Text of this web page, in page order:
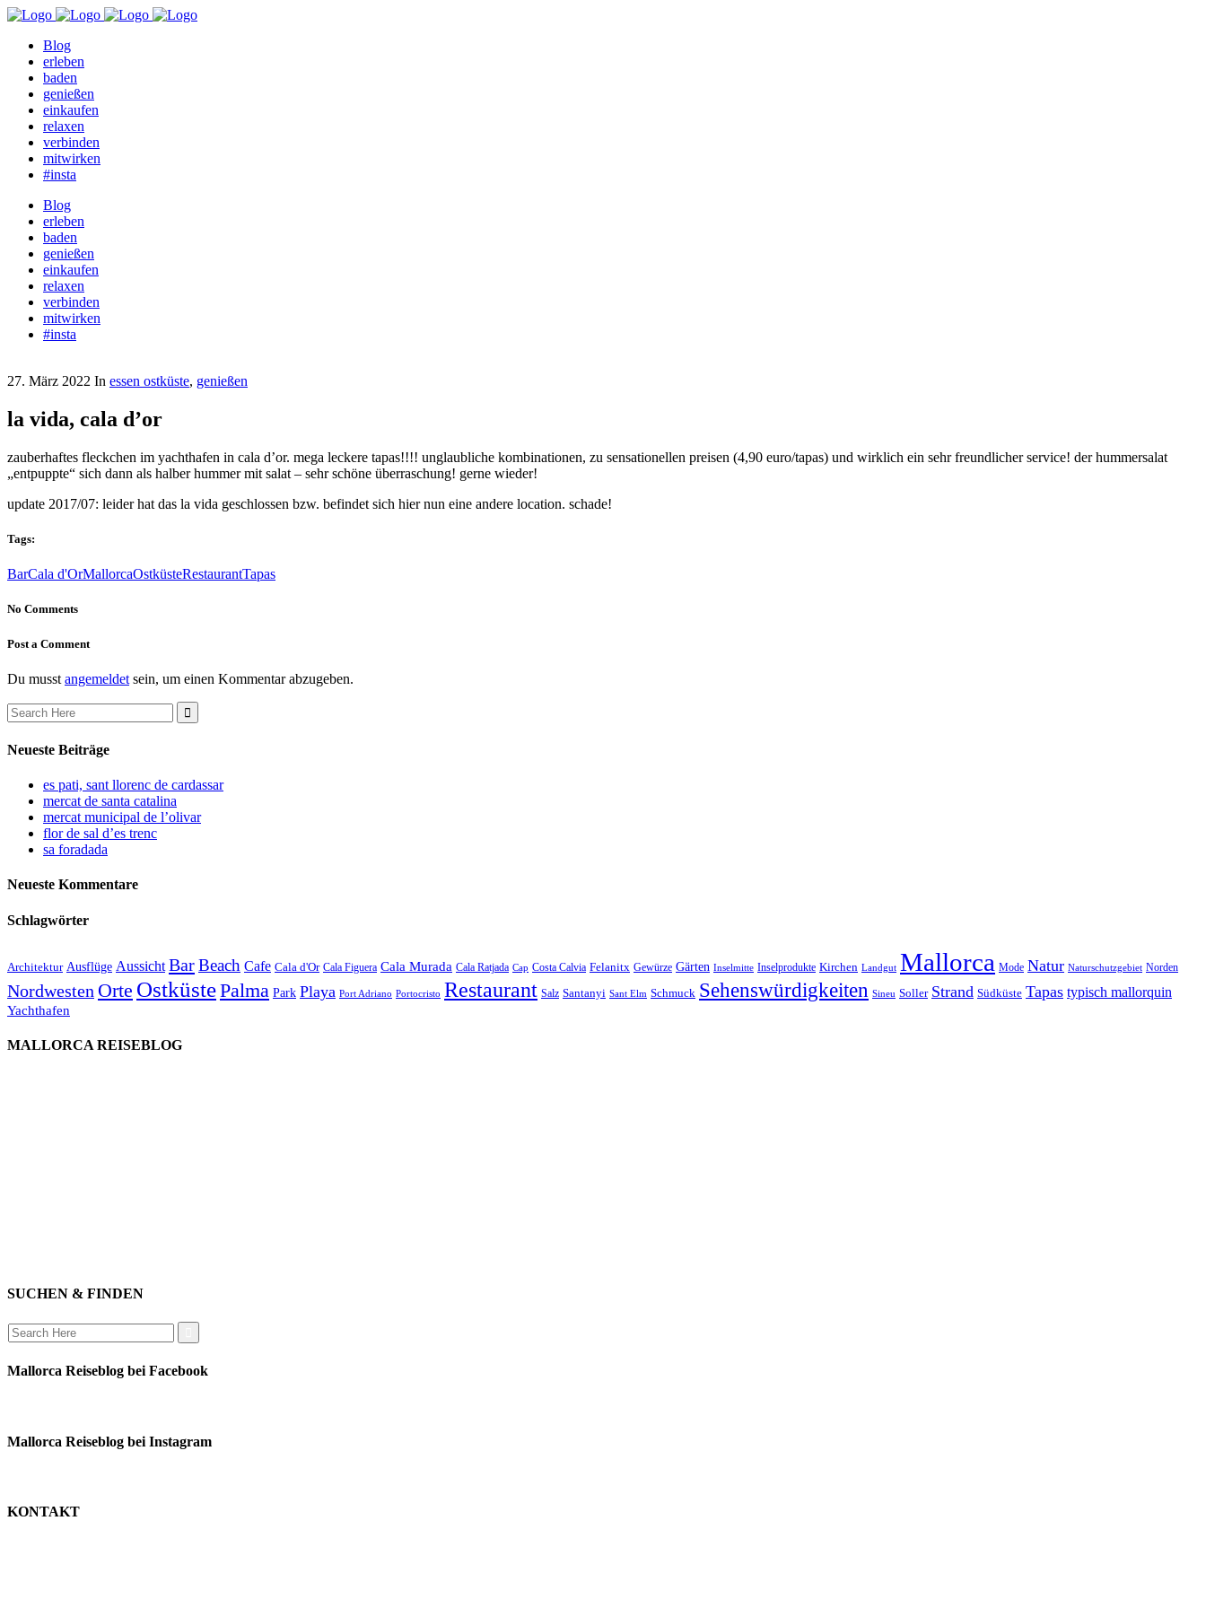
Blog
erleben
baden
genießen
einkaufen
relaxen
verbinden
mitwirken
#insta
Blog
erleben
baden
genießen
einkaufen
relaxen
verbinden
mitwirken
#insta
27. März 2022 In essen ostküste, genießen
la vida, cala d’or
zauberhaftes fleckchen im yachthafen in cala d’or. mega leckere tapas!!!! unglaubliche kombinationen, zu sensationellen preisen (4,90 euro/tapas) und wirklich ein sehr freundlicher service! der hummersalat
„entpuppte“ sich dann als halber hummer mit salat – sehr schöne überraschung! gerne wieder!
update 2017/07: leider hat das la vida geschlossen bzw. befindet sich hier nun eine andere location. schade!
Tags:
BarCala d'OrMallorcaOstküsteRestaurantTapas
No Comments
Post a Comment
Du musst angemeldet sein, um einen Kommentar abzugeben.
Search
for:
Neueste Beiträge
es pati, sant llorenc de cardassar
mercat de santa catalina
mercat municipal de l’olivar
flor de sal d’es trenc
sa foradada
Neueste Kommentare
Schlagwörter
Architektur Ausflüge Aussicht BarBeach Cafe Cala d'Or Cala Figuera Cala Murada Cala Ratjada Cap Costa Calvia Felanitx Gewürze Gärten Inselmitte Inselprodukte Kirchen Landgut Mallorca Mode Natur Naturschutzgebiet Norden
Nordwesten Orte OstküstePalma Park Playa Port Adriano Portocristo Restaurant Salz Santanyi Sant Elm Schmuck Sehenswürdigkeiten Sineu Soller Strand Südküste Tapas typisch mallorquin
Yachthafen
MALLORCA REISEBLOG
SUCHEN & FINDEN
Search
for:
Mallorca Reiseblog bei Facebook
Mallorca Reiseblog bei Instagram
KONTAKT